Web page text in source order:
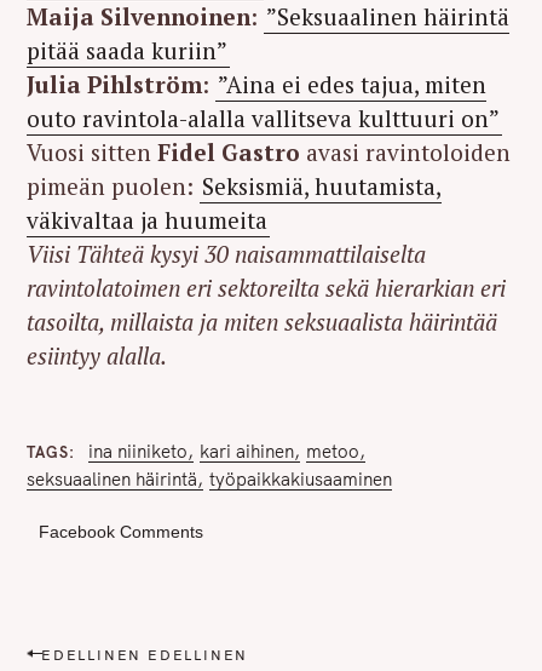
Maija Silvennoinen: ”Seksuaalinen häirintä
pitää saada kuriin”
Julia Pihlström: ”Aina ei edes tajua, miten
outo ravintola-alalla vallitseva kulttuuri on”
Vuosi sitten Fidel Gastro avasi ravintoloiden
pimeän puolen: Seksismiä, huutamista,
väkivaltaa ja huumeita
Viisi Tähteä kysyi 30 naisammattilaiselta
ravintolatoimen eri sektoreilta sekä hierarkian eri
tasoilta, millaista ja miten seksuaalista häirintää
esiintyy alalla.
TAGS ina niiniketo kari aihinen
metoo
seksuaalinen häirintä työpaikkakiusaaminen
Facebook Comments
PEDELLINEN EDELLINEN
a